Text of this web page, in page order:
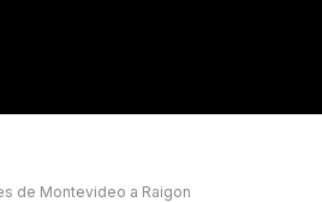
de Montevideo a Raigon